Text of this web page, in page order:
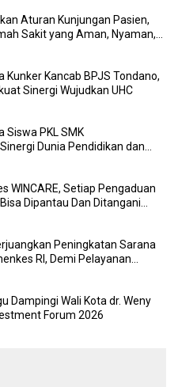
Aturan Kunjungan Pasien,
Sakit yang Aman, Nyaman,
Kunker Kancab BPJS Tondano,
Sinergi Wujudkan UHC
Siswa PKL SMK
Dunia Pendidikan dan
WINCARE, Setiap Pengaduan
Dipantau Dan Ditangani
Peningkatan Sarana
RI, Demi Pelayanan
Dampingi Wali Kota dr. Weny
Forum 2026